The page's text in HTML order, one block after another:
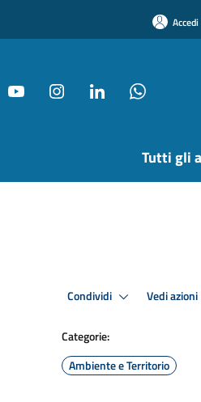
Tutti gli
Condividi Vedi azioni
Categorie:
Ambiente e Territorio